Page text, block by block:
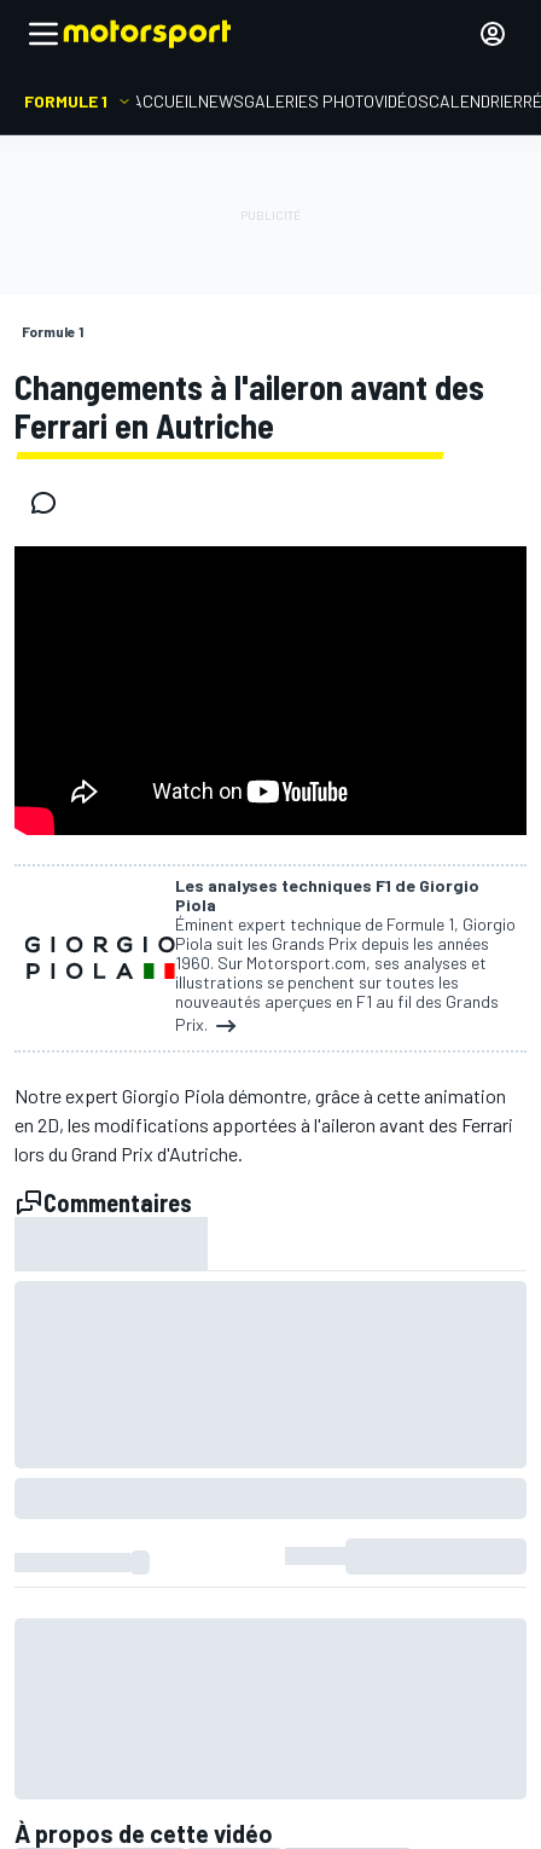
FORMULE 1 ACCUEIL NEWSGALERIES PHOTOVIDÉOSCALENDRIER
Formule 1
Changements à l'aileron avant des
Ferrari en Autriche
Les analyses techniques F1 de Giorgio
Piola
Éminent expert technique de Formule 1, Giorgio
Piola suit les Grands Prix depuis les années
1960. Sur Motorsport.com, ses analyses et
illustrations se penchent sur toutes les
nouveautés aperçues en F1 au fil des Grands
Prix.
Notre expert Giorgio Piola démontre, grâce à cette animation
en 2D, les modifications apportées à l'aileron avant des Ferrari
lors du Grand Prix d'Autriche.
Commentaires
À propos de cette vidéo